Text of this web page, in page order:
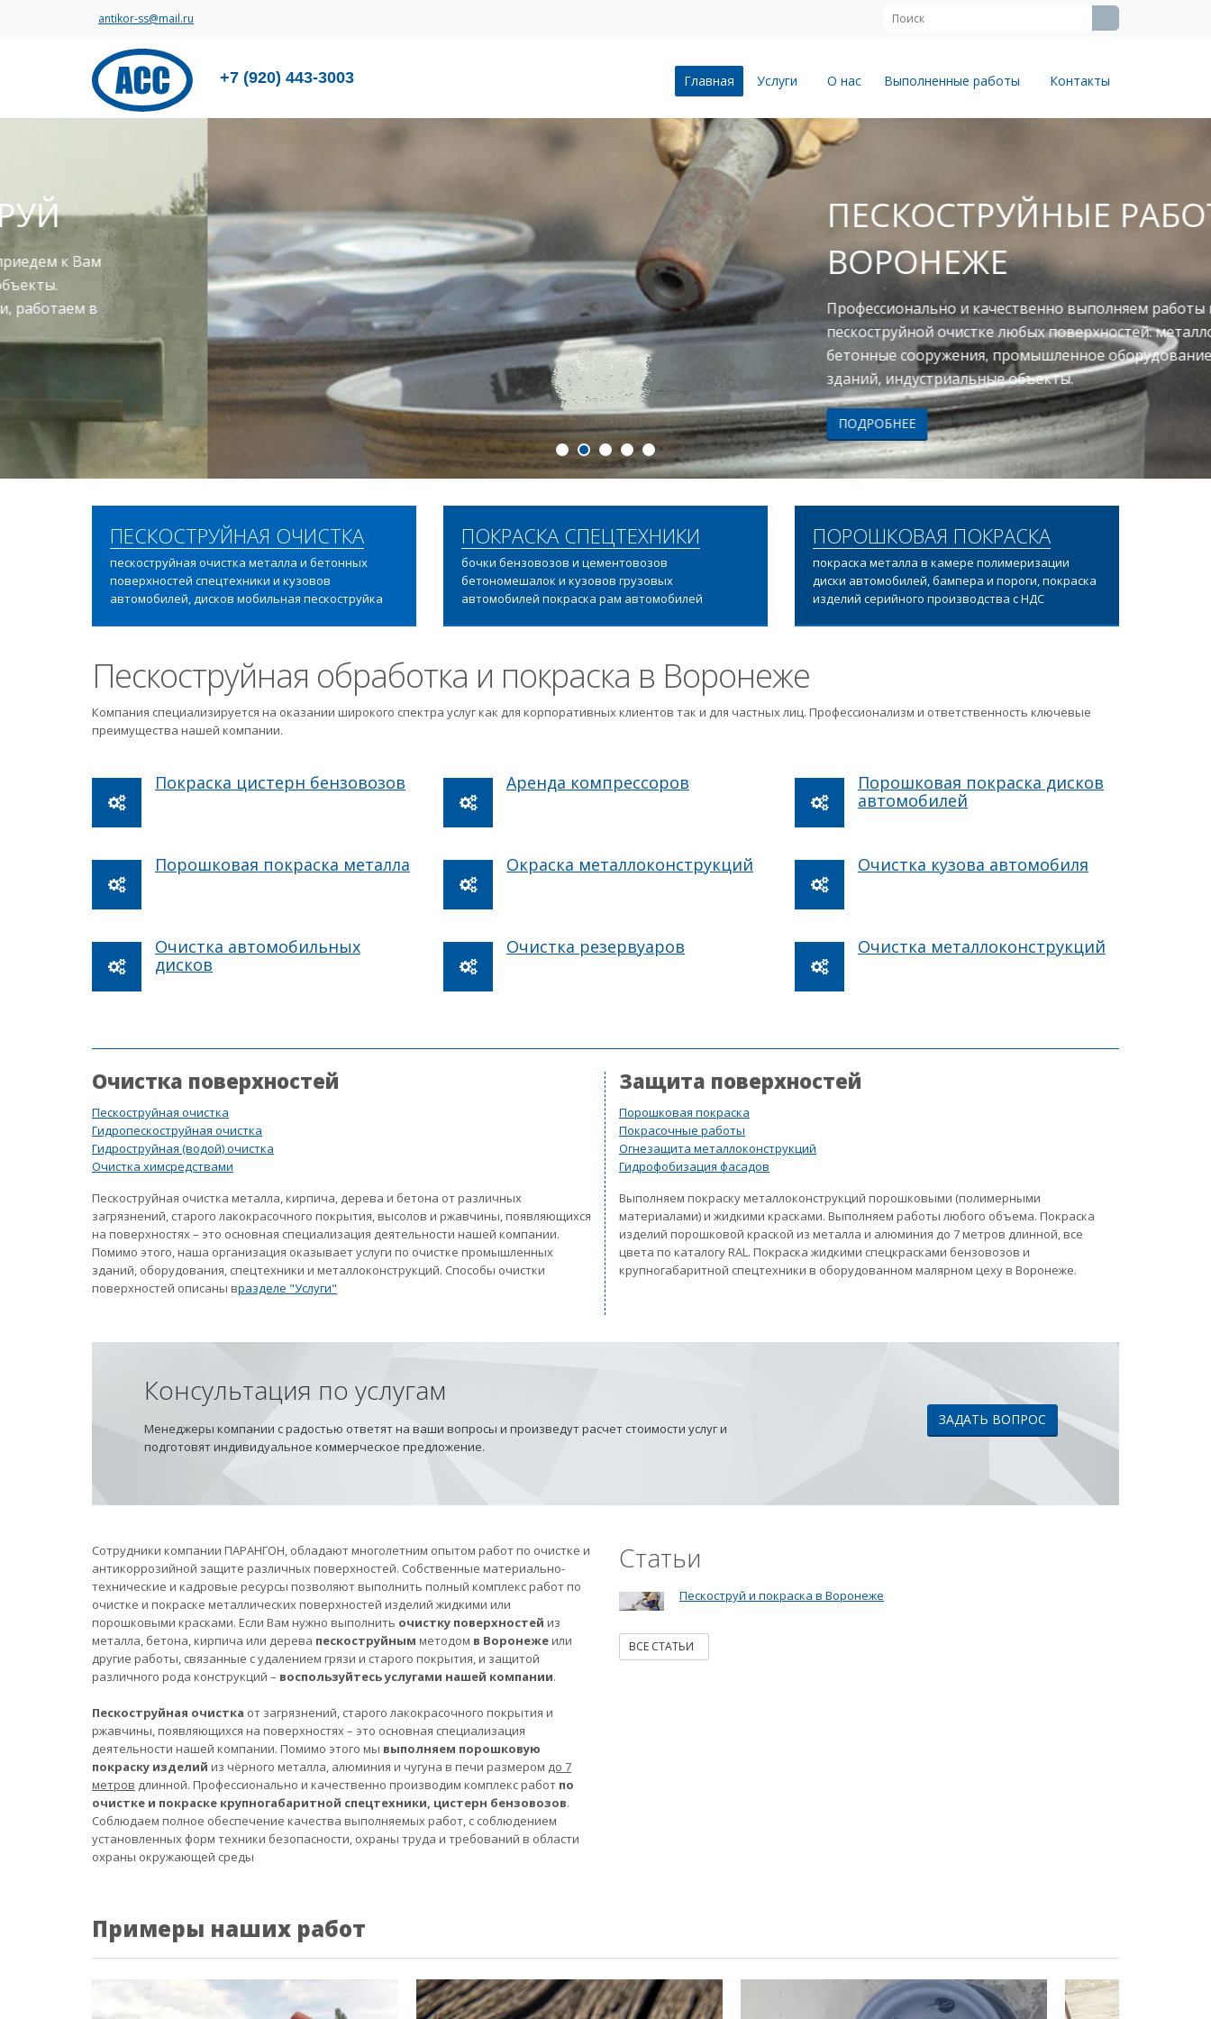
antikor-ss@mail.ru
+7 (920) 443-3003 Главная Услуги О нас Выполненные работы Контакты
ПЕСКОСТРУЙНЫЕ РАБОТЫ В
ВОРОНЕЖЕ
Профессионально и качественно выполняем работы по
пескоструйной очистке любых поверхностей: металлоконструкции,
бетонные сооружения, промышленное оборудование, фасады
зданий, индустриальные объекты.
ПОДРОБНЕЕ
ПЕСКОСТРУЙНАЯ ОЧИСТКА
пескоструйная очистка металла и бетонных
поверхностей спецтехники и кузовов
автомобилей, дисков мобильная пескоструйка
ПОКРАСКА СПЕЦТЕХНИКИ
бочки бензовозов и цементовозов
бетономешалок и кузовов грузовых
автомобилей покраска рам автомобилей
ПОРОШКОВАЯ ПОКРАСКА
покраска металла в камере полимеризации
диски автомобилей, бампера и пороги, покраска
изделий серийного производства с НДС
Пескоструйная обработка и покраска в Воронеже
Компания специализируется на оказании широкого спектра услуг как для корпоративных клиентов так и для частных лиц. Профессионализм и ответственность ключевые
преимущества нашей компании.
Покраска цистерн бензовозов Аренда компрессоров
Порошковая покраска дисков
автомобилей
Порошковая покраска металла Окраска металлоконструкций Очистка кузова автомобиля
Очистка автомобильных
дисков
Очистка резервуаров Очистка металлоконструкций
Очистка поверхностей
Пескоструйная очистка
Гидропескоструйная очистка
Гидроструйная (водой) очистка
Очистка химсредствами
Пескоструйная очистка металла, кирпича, дерева и бетона от различных
загрязнений, старого лакокрасочного покрытия, высолов и ржавчины, появляющихся
на поверхностях – это основная специализация деятельности нашей компании.
Помимо этого, наша организация оказывает услуги по очистке промышленных
зданий, оборудования, спецтехники и металлоконструкций. Способы очистки
поверхностей описаны вразделе "Услуги"
Защита поверхностей
Порошковая покраска
Покрасочные работы
Огнезащита металлоконструкций
Гидрофобизация фасадов
Выполняем покраску металлоконструкций порошковыми (полимерными
материалами) и жидкими красками. Выполняем работы любого объема. Покраска
изделий порошковой краской из металла и алюминия до 7 метров длинной, все
цвета по каталогу RAL. Покраска жидкими спецкрасками бензовозов и
крупногабаритной спецтехники в оборудованном малярном цеху в Воронеже.
Консультация по услугам
Менеджеры компании с радостью ответят на ваши вопросы и произведут расчет стоимости услуг и
подготовят индивидуальное коммерческое предложение.
ЗАДАТЬ ВОПРОС
Сотрудники компании ПАРАНГОН, обладают многолетним опытом работ по очистке и
антикоррозийной защите различных поверхностей. Собственные материально-
технические и кадровые ресурсы позволяют выполнить полный комплекс работ по
очистке и покраске металлических поверхностей изделий жидкими или
порошковыми красками. Если Вам нужно выполнить очистку поверхностей из
металла, бетона, кирпича или дерева пескоструйным методом в Воронежеили
другие работы, связанные с удалением грязи и старого покрытия, и защитой
различного рода конструкций – воспользуйтесь услугами нашей компании.
Пескоструйная очистка от загрязнений, старого лакокрасочного покрытия и
ржавчины, появляющихся на поверхностях – это основная специализация
деятельности нашей компании. Помимо этого мы выполняем порошковую
покраску изделий из чёрного металла, алюминия и чугуна в печи размером до 7
метров длинной. Профессионально и качественно производим комплекс работ по
очистке и покраске крупногабаритной спецтехники, цистерн бензовозов.
Соблюдаем полное обеспечение качества выполняемых работ, с соблюдением
установленных форм техники безопасности, охраны труда и требований в области
охраны окружающей среды
Статьи
Пескоструй и покраска в Воронеже
ВСЕ СТАТЬИ
Примеры наших работ